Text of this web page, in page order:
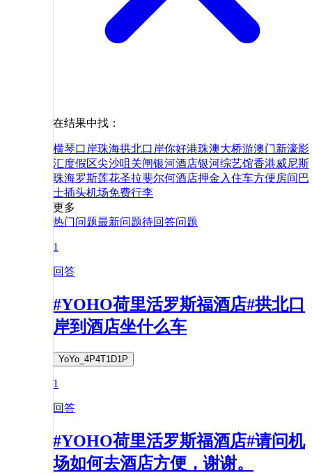
在结果中找：
横琴口岸珠海拱北口岸你好港珠澳大桥游澳门新濠影
汇度假区尖沙咀 关闸银河酒店银河综艺馆香港威尼斯
珠海罗斯莲花圣拉斐尔何酒店押金 入住车方便房间 巴
士插头机场免费行李
更多
热门问题最新问题待回答问题
1
回答
#YOHO荷里活罗斯福酒店#拱北口
岸到酒店坐什么车
YoYo_4P4T1D1P
1
回答
#YOHO荷里活罗斯福酒店#请问机
场如何去酒店方便，谢谢。